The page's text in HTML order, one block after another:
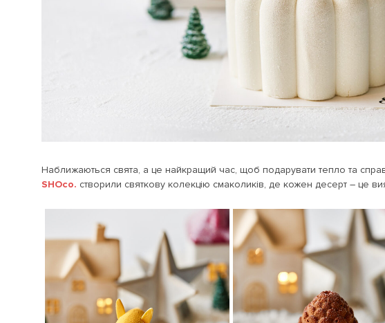
Наближаються свята, а це найкращий час, щоб подарувати тепло та
SHOco. створили святкову колекцію смаколиків, де кожен десерт – це